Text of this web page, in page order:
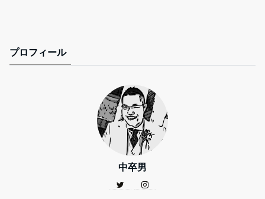
プロフィール
中卒男